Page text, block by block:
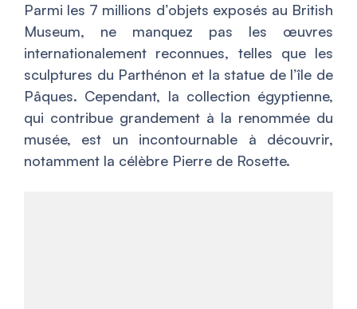
Parmi les 7 millions d’objets exposés au British
Museum, ne manquez pas les œuvres
internationalement reconnues, telles que les
sculptures du Parthénon et la statue de l’île de
Pâques. Cependant, la collection égyptienne,
qui contribue grandement à la renommée du
musée, est un incontournable à découvrir,
notamment la célèbre Pierre de Rosette.